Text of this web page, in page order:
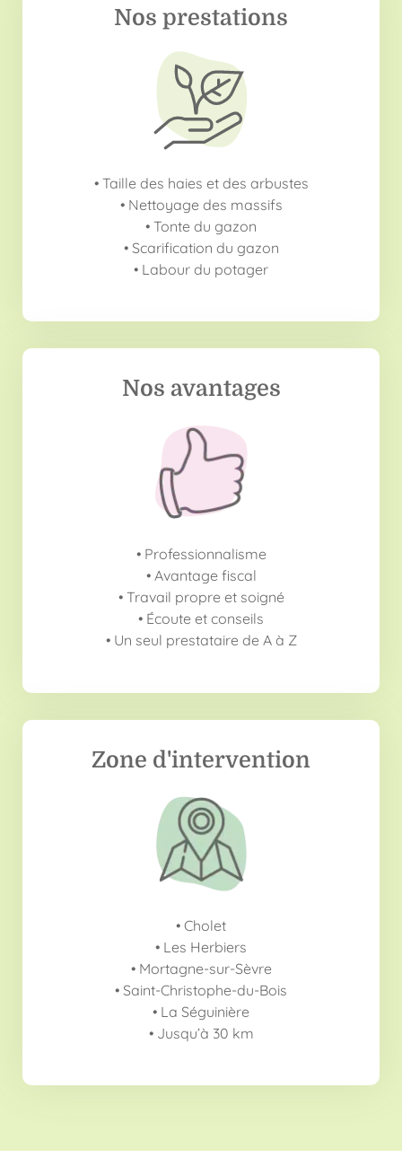
Nos prestations
• Taille des haies et des arbustes
• Nettoyage des massifs
• Tonte du gazon
• Scarification du gazon
• Labour du potager
Nos avantages
• Professionnalisme
• Avantage fiscal
• Travail propre et soigné
• Écoute et conseils
• Un seul prestataire de A à Z
Zone d'intervention
• Cholet
• Les Herbiers
• Mortagne-sur-Sèvre
• Saint-Christophe-du-Bois
• La Séguinière
• Jusqu’à 30 km